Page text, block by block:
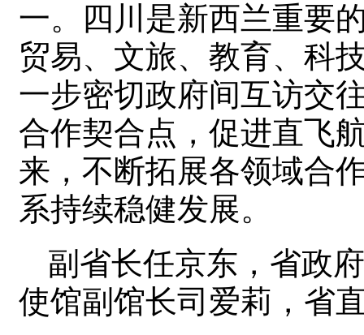
一。四川是新西兰重要
贸易、文旅、教育、科
一步密切政府间互访交
合作契合点，促进直飞
来，不断拓展各领域合
系持续稳健发展。
副省长任京东，省政
使馆副馆长司爱莉，省